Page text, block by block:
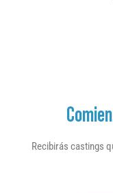
Recibirás castings